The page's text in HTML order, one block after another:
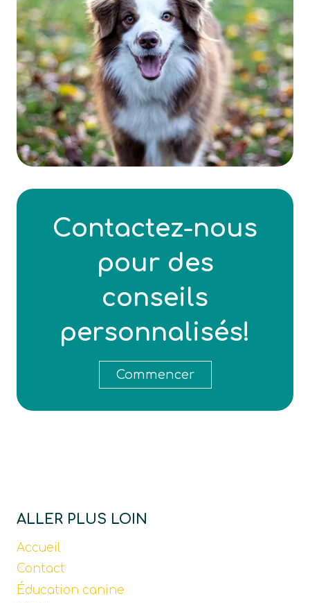
Contactez-nous
pour des
conseils
personnalisés!
Commencer
ALLER PLUS LOIN
Accueil
Contact
Éducation canine